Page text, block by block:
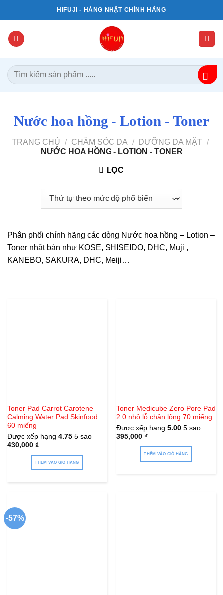
qua
dung
HIFUJI - HÀNG NHẬT CHÍNH HÃNG
Tìm
kiếm:
Nước hoa hồng - Lotion - Toner
TRANG CHỦ / CHĂM SÓC DA / DƯỠNG DA MẶT /
NƯỚC HOA HỒNG - LOTION - TONER
LỌC
Phân phối chính hãng các dòng Nước hoa hồng – Lotion –
Toner nhật bản như KOSE, SHISEIDO, DHC, Muji ,
KANEBO, SAKURA, DHC, Meiji…
Toner Pad Carrot Carotene
Calming Water Pad Skinfood
60 miếng
Được xếp hạng 4.755 sao
430,000 ₫
THÊM VÀO GIỎ HÀNG
Toner Medicube Zero Pore Pad
2.0 nhỏ lỗ chân lông 70 miếng
Được xếp hạng 5.005 sao
395,000 ₫
THÊM VÀO GIỎ HÀNG
-57%